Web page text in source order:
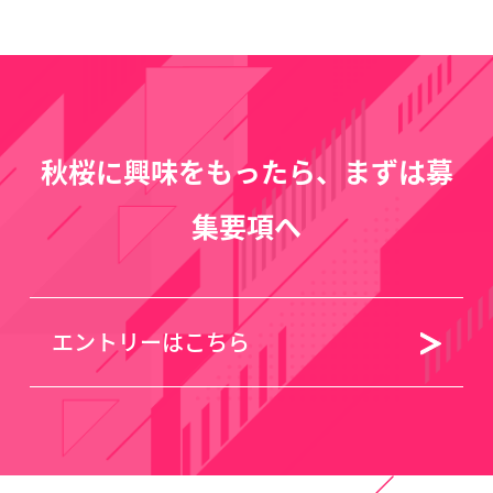
秋桜に興味をもったら、まずは募
集要項へ
エントリーはこちら